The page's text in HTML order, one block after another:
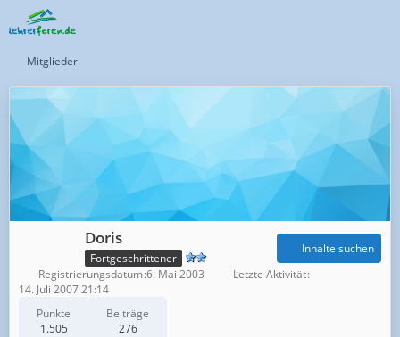
Mitglieder
Doris
Fortgeschrittener
Punkte
1.505
Beiträge
276
Inhalte suchen
Registrierungsdatum 6. Mai 2003
Letzte Aktivität
14. Juli 2007 21:14